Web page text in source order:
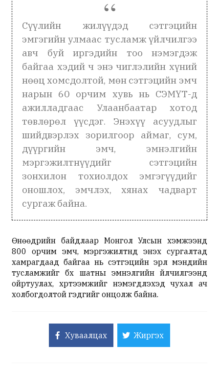
Сүүлийн жилүүдэд сэтгэцийн
эмгэгийн улмаас тусламж үйлчилгээ
авч буй иргэдийн тоо нэмэгдэж
байгаа хэдий ч энэ чиглэлийн хүний
нөөц хомсдолтой, мөн сэтгэцийн эмч
нарын 60 орчим хувь нь СЭМҮТ-д
ажилладгаас Улаанбаатар хотод
төвлөрөл үүсдэг. Энэхүү асуудлыг
шийдвэрлэх зорилгоор аймаг, сум,
дүүргийн эмч, эмнэлгийн
мэргэжилтнүүдийг сэтгэцийн
зонхилон тохиолдох эмгэгүүдийг
оношлох, эмчлэх, хянах чадварт
сургаж байна.
Өнөөдрийн байдлаар Монгол Улсын хэмжээнд
800 орчим эмч, мэргэжилтнүүд энэхүү сургалтад
хамрагдаад байгаа нь сэтгэцийн эрүүл мэндийн
тусламжийг бүх шатны эмнэлгийн үйлчилгээнд
ойртуулах, хүртээмжийг нэмэгдүүлэхэд чухал ач
холбогдолтой гэдгийг онцолж байна.
Хуваалцах Жиргэх